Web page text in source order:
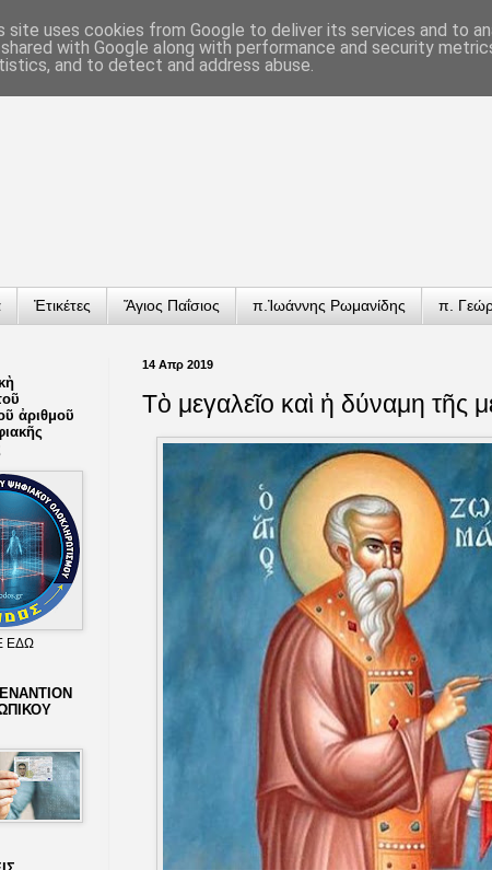
Ἐτικέτες Ἅγιος Παΐσιος π.Ἰωάννης Ρωμανίδης π.
14 Απρ 2019
Τὸ μεγαλεῖο καὶ ἡ δύναμη τῆς
ἀριθμοῦ
ΕΔΩ
site uses cookies from Google to deliver its services and to
with Google along with performance and security
and to detect and address abuse.